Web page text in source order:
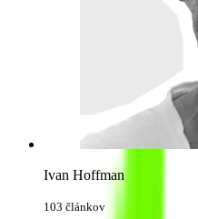
Ivan Hoffman
103 článkov